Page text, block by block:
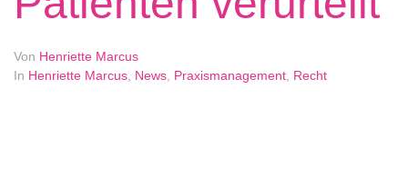
Von Henriette Marcus
In Henriette Marcus News Praxismanagement Recht